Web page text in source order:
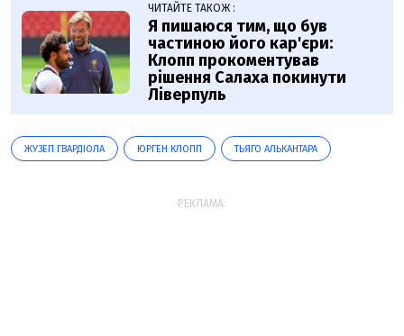
ЧИТАЙТЕ ТАКОЖ :
Я пишаюся тим, що був
частиною його кар'єри:
Клопп прокоментував
рішення Салаха покинути
Ліверпуль
ЖУЗЕП ГВАРДІОЛА ЮРГЕН КЛОПП ТЬЯГО АЛЬКАНТАРА
РЕКЛАМА: